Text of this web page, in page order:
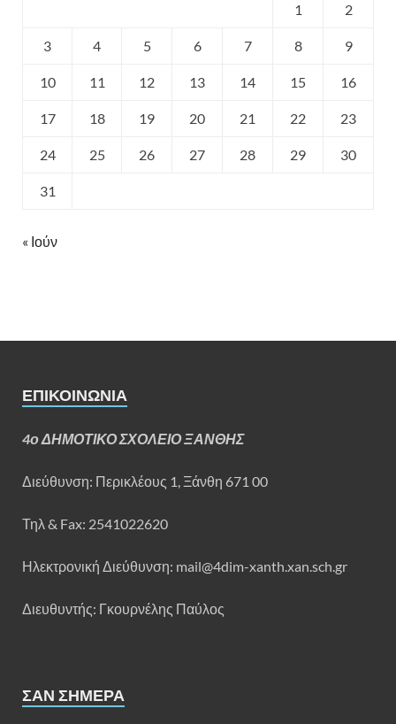
1 2
3 4 5 6 7 8 9
10 11 12 13 14 15 16
17 18 19 20 21 22 23
24 25 26 27 28 29 30
31
« Ιούν
ΕΠΙΚΟΙΝΩΝΊΑ
4ο ΔΗΜΟΤΙΚΟ ΣΧΟΛΕΙΟ ΞΑΝΘΗΣ
Διεύθυνση: Περικλέους 1, Ξάνθη 671 00
Τηλ & Fax: 2541022620
Ηλεκτρονική Διεύθυνση: mail@4dim-xanth.xan.sch.gr
Διευθυντής: Γκουρνέλης Παύλος
ΣΑΝ ΣΉΜΕΡΑ